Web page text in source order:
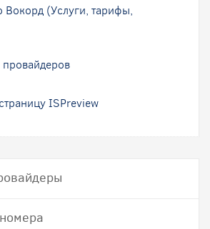
Вокорд (Услуги, тарифы,
ISPreview